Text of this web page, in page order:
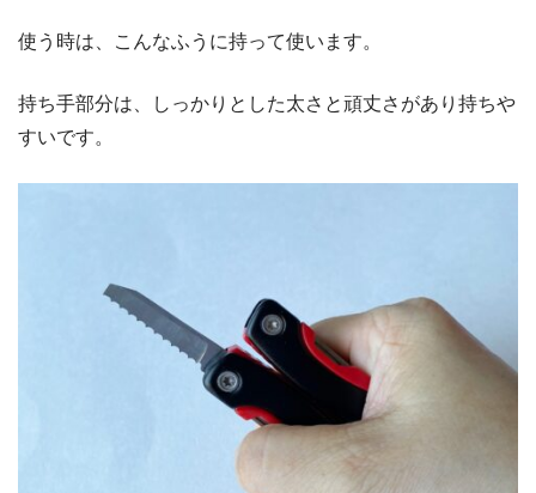
使う時は、こんなふうに持って使います。
持ち手部分は、しっかりとした太さと頑丈さがあり持ちや
すいです。